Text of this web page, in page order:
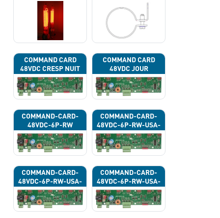
COMMAND CARD
48VDC CRESP NUIT
COMMAND CARD
48VDC JOUR
COMMAND-CARD-
48VDC-6P-RW
COMMAND-CARD-
48VDC-6P-RW-USA-
43G
COMMAND-CARD-
48VDC-6P-RW-USA-
43H
COMMAND-CARD-
48VDC-6P-RW-USA-
43J